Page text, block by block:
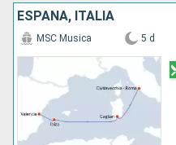
ESPAÑA, ITALIA
MSC Musica 5 d